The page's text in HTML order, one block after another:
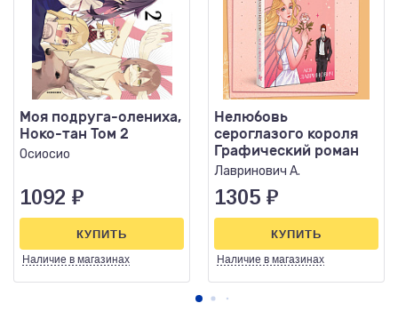
Моя подруга-олениха,
Ноко-тан Том 2
Осиосио
1092 ₽
Наличие в магазинах
КУПИТЬ
Нелюбовь
сероглазого короля
Графический роман
Лавринович А.
1305 ₽
Наличие в магазинах
КУПИТЬ